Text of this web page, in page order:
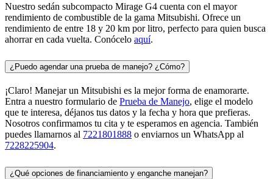
Nuestro sedán subcompacto Mirage G4 cuenta con el mayor
rendimiento de combustible de la gama Mitsubishi. Ofrece un
rendimiento de entre 18 y 20 km por litro, perfecto para quien busca
ahorrar en cada vuelta. Conócelo aquí.
¿Puedo agendar una prueba de manejo? ¿Cómo?
¡Claro! Manejar un Mitsubishi es la mejor forma de enamorarte.
Entra a nuestro formulario de Prueba de Manejo, elige el modelo
que te interesa, déjanos tus datos y la fecha y hora que prefieras.
Nosotros confirmamos tu cita y te esperamos en agencia. También
puedes llamarnos al 7221801888 o enviarnos un WhatsApp al
7228225904.
¿Qué opciones de financiamiento y enganche manejan?